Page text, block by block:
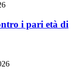
i pari età di